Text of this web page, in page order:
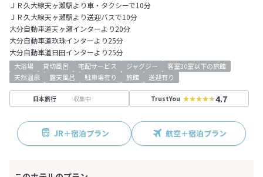
ＪＲ久大線天ヶ瀬駅より車・タクシーで10分
ＪＲ久大線天ヶ瀬駅より送迎バスで10分
大分自動車道天ヶ瀬インターより20分
大分自動車道玖珠インターより25分
大分自動車道日田インターより25分
大浴場 貸切風呂 宅配サービス ジャグジー
客室30室以下の旅館
天然温泉
露天風呂 駐車場有り 旅館 送迎有り
日本旅行 収集中 TrustYou 4.7
JR＋宿泊プラン 航空＋宿泊プラン